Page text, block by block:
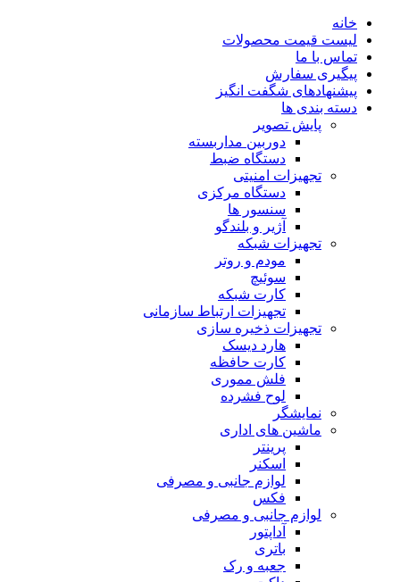
خانه
لیست قیمت محصولات
تماس با ما
پیگیری سفارش
پیشنهادهای شگفت انگیز
دسته بندی ها
پایش تصویر
دوربین مداربسته
دستگاه ضبط
تجهیزات امنیتی
دستگاه مرکزی
سنسور ها
آژیر و بلندگو
تجهیزات شبکه
مودم و روتر
سوئیچ
کارت شبکه
تجهیزات ارتباط سازمانی
تجهیزات ذخیره سازی
هارد دیسک
کارت حافظه
فلش مموری
لوح فشرده
نمایشگر
ماشین های اداری
پرینتر
اسکنر
لوازم جانبی و مصرفی
فکس
لوازم جانبی و مصرفی
آداپتور
باتری
جعبه و رک